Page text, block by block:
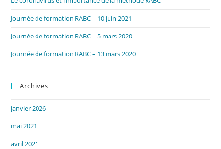
Journée de formation RABC – 10 juin 2021
Journée de formation RABC – 5 mars 2020
Journée de formation RABC – 13 mars 2020
Archives
janvier 2026
mai 2021
avril 2021